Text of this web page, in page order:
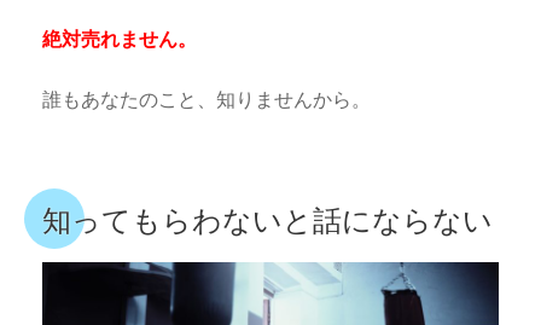
絶対売れません。
誰もあなたのこと、知りませんから。
知ってもらわないと話にならない